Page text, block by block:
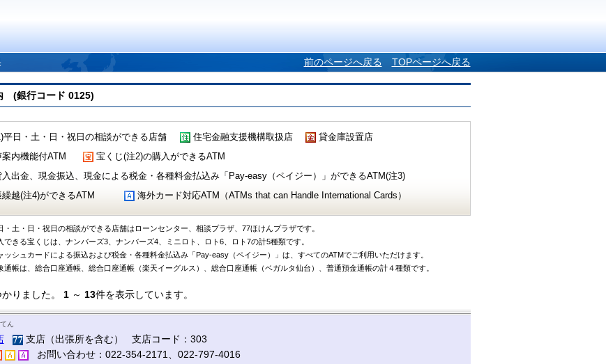
前のページへ戻る TOPページへ戻る
(銀行コード 0125)
平日・土・日・祝日の相談ができる店舗 住宅金融支援機構取扱店
貸金庫設置店
内機能付ATM
宝くじ(注2)の購入ができるATM
入出金、現金振込、現金による税金・各種料金払込み「Pay-easy（ペイジー）」ができるATM(注3)
越(注4)ができるATM
海外カード対応ATM（ATMs that can Handle International Cards）
・土・日・祝日の相談ができる店舗はローンセンター、相談プラザ、77ほけんプラザです。
できる宝くじは、ナンバーズ3、ナンバーズ4、ミニロト、ロト6、ロト7の計5種類です。
ッシュカードによる振込および税金・各種料金払込み「Pay-easy（ペイジー）」は、すべてのATMでご利用いただけます。
通帳は、総合口座通帳、総合口座通帳（楽天イーグルス）、総合口座通帳（ベガルタ仙台）、普通預金通帳の計４種類です。
りました。 1～ 13件を表示しています。
ん
支店（出張所を含む） 支店コード：303
お問い合わせ：022-354-2171、022-797-4016